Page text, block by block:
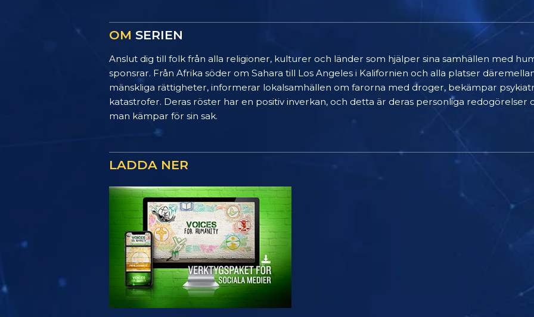
OM SERIEN
Anslut dig till folk från alla religioner, kulturer och länder som hjälper sina samhällen med
sponsrar. Från Afrika söder om Sahara till Los Angeles i Kalifornien och alla platser
mänskliga rättigheter, informerar lokalsamhällen om farorna med droger, bekämpar
katastrofer. Deras röster har en positiv inverkan, och detta är deras personliga redogörelser
man kämpar för sin sak.
LADDA NER